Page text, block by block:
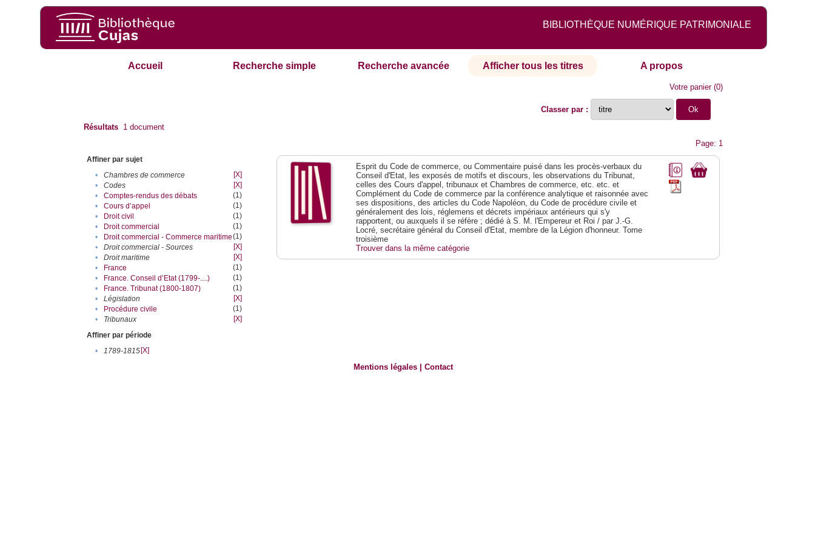
BIBLIOTHÈQUE NUMÉRIQUE PATRIMONIALE
Accueil Recherche simple Recherche avancée Afficher tous les titres A propos
Votre panier(0)
Classer par :
Résultats 1 document
Page: 1
Affiner par sujet
•
Chambres de commerce
[X]
•
Codes
[X]
•
Comptes-rendus des débats
(1)
•
Cours d’appel
(1)
•
Droit civil
(1)
•
Droit commercial
(1)
•
Droit commercial - Commerce maritime(1)
•
Droit commercial - Sources
[X]
•
Droit maritime
[X]
•
France
(1)
•
France. Conseil d’Etat (1799-....)
(1)
•
France. Tribunat (1800-1807)
(1)
•
Législation
[X]
•
Procédure civile
(1)
•
Tribunaux
[X]
Affiner par période
•
1789-1815[X]
Esprit du Code de commerce, ou Commentaire puisé dans les procès-verbaux du
Conseil d'Etat, les exposés de motifs et discours, les observations du Tribunat,
celles des Cours d'appel, tribunaux et Chambres de commerce, etc. etc. et
Complément du Code de commerce par la conférence analytique et raisonnée avec
ses dispositions, des articles du Code Napoléon, du Code de procédure civile et
généralement des lois, réglemens et décrets impériaux antérieurs qui s'y
rapportent, ou auxquels il se réfère ; dédié à S. M. l'Empereur et Roi / par J.-G.
Locré, secrétaire général du Conseil d'Etat, membre de la Légion d'honneur. Tome
troisième
Trouver dans la même catégorie
Mentions légales |Contact